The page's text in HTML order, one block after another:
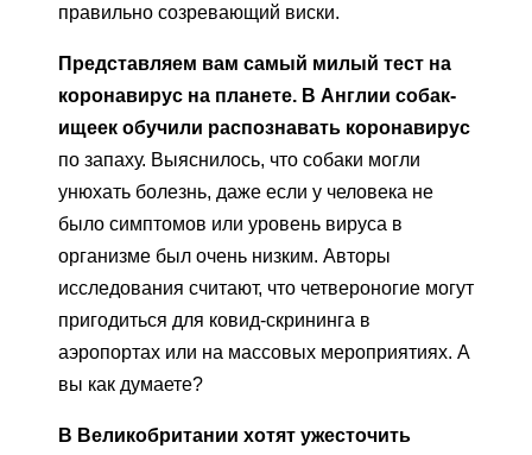
правильно созревающий виски.
Представляем вам самый милый тест на
коронавирус на планете. В Англии собак-
ищеек обучили распознавать коронавирус
по запаху. Выяснилось, что собаки могли
унюхать болезнь, даже если у человека не
было симптомов или уровень вируса в
организме был очень низким. Авторы
исследования считают, что четвероногие могут
пригодиться для ковид-скрининга в
аэропортах или на массовых мероприятиях. А
вы как думаете?
В Великобритании хотят ужесточить